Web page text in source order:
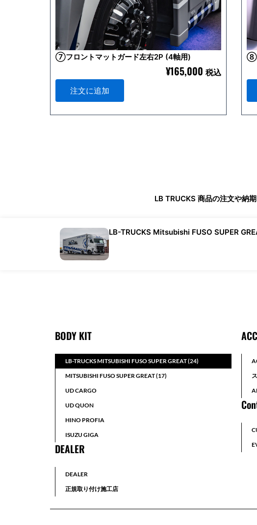
⑦フロントマットガード左右2P (4軸用)
¥165,000 税込
注文に追加
⑧
LB TRUCKS 商品の注文や納
LB-TRUCKS Mitsubishi FUSO SUPER
BODY KIT
LB-TRUCKS MITSUBISHI FUSO SUPER GREAT (24)
MITSUBISHI FUSO SUPER GREAT (17)
UD CARGO
UD QUON
HINO PROFIA
ISUZU GIGA
DEALER
DEALER
正規取り付け施工店